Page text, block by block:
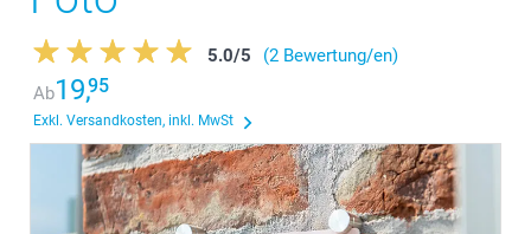
5.0/5
(2 Bewertung/en)
Ab19,95
Exkl. Versandkosten, inkl. MwSt